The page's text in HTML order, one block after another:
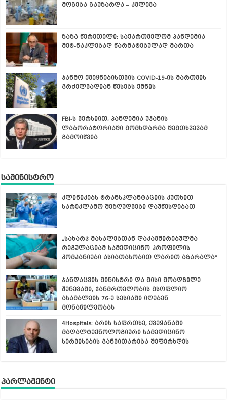
მოგება გაუზარდა – კვლევა
ზაზა წერეთელი: საქართველომ პანდემია
მეტ-ნაკლებად წარმატებულად მართა
ჯანმო ქვეყნებისთვის COVID-19-ის მართვის
გრძელვადიან წესებს ქმნის
FBI-ს ვერსიით, პანდემია უჰანის
ლაბორატორიაში მომხდარმა შემთხვევამ
გამოიწვია
სამინისტრო
კლინიკებს ტრანსპლანტაციის კუთხით
სარეკლამო შეზღუდვები დაუწესდებათ
„სახარჯ მასალებთან დაკავშირებულმა
რეგულაციამ სამედიცინო პროფილის
კომპანიები ასიათასობით ლარით აზარალა“
ჯანდაცვის მინისტრი და მისი მოადგილე
ჟენევაში, ჯანმრთელობის მსოფლიო
ასამბლეის 76-ე სესიაში იღებენ
მონაწილეობას
4Hospitals: არის საფრთხე, ქვეყანაში
მაღალტექნოლოგიური სამედიცინო
სერვისების განვითარება შეფერხდეს
პარლამენტი